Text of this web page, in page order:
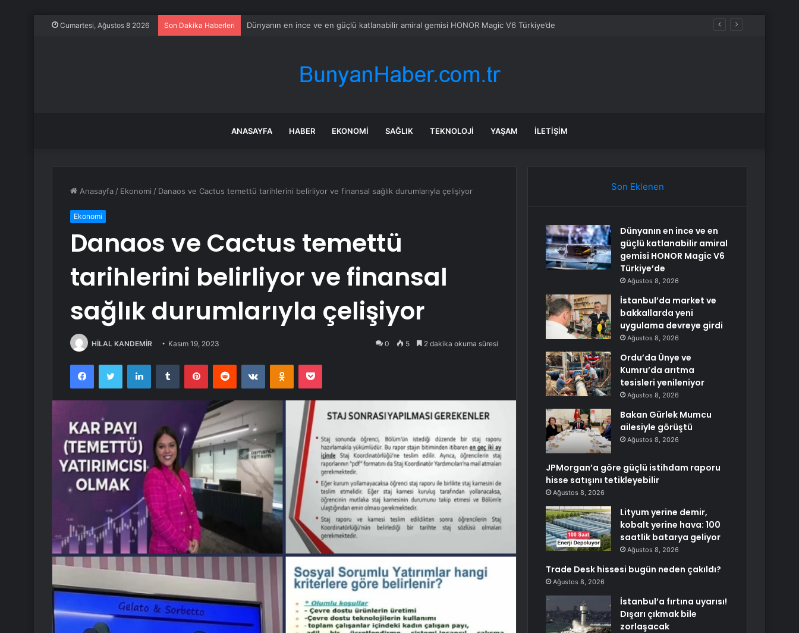
Cumartesi, Ağustos 8 2026 Son Dakika Haberleri İstanbul’da market ve bakkallarda yeni uygulama devreye girdi
ANASAYFA HABER EKONOMI SAĞLIK TEKNOLOJI YAŞAM İLETIŞIM
Anasayfa / Ekonomi / Danaos ve Cactus temettü tarihlerini belirliyor ve finansal sağlık durumlarıyla çelişiyor
Ekonomi
Danaos ve Cactus temettü
tarihlerini belirliyor ve finansal
sağlık durumlarıyla çelişiyor
HİLAL KANDEMİR Kasım 19, 2023 0 5 2 dakika okuma süresi
FacebookTwitter LinkedInTumblr PinterestReddit VKontakteOdnoklassniki
Pocket
Son Eklenen
Dünyanın en ince ve en
güçlü katlanabilir amiral
gemisi HONOR Magic V6
Türkiye’de
Ağustos 8, 2026
İstanbul’da market ve
bakkallarda yeni
uygulama devreye girdi
Ağustos 8, 2026
Ordu’da Ünye ve
Kumru’da arıtma
tesisleri yenileniyor
Ağustos 8, 2026
Bakan Gürlek Mumcu
ailesiyle görüştü
Ağustos 8, 2026
JPMorgan’a göre güçlü istihdam raporu
hisse satışını tetikleyebilir
Ağustos 8, 2026
Lityum yerine demir,
kobalt yerine hava: 100
saatlik batarya geliyor
Ağustos 8, 2026
Trade Desk hissesi bugün neden çakıldı?
Ağustos 8, 2026
İstanbul’a fırtına uyarısı!
Dışarı çıkmak bile
zorlaşacak